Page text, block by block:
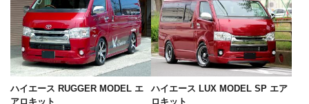
ハイエース RUGGER MODEL エ
アロキット
ハイエース LUX MODEL SP エア
ロキット